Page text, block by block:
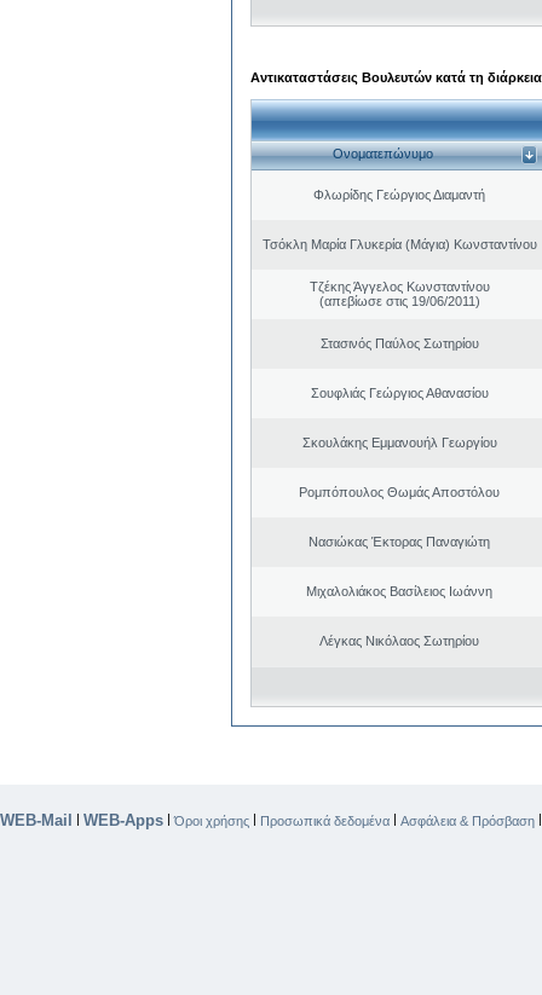
Αντικαταστάσεις Βουλευτών κατά τη
Ονοματεπώνυμο
Φλωρίδης Γεώργιος Διαμαντή
Τσόκλη Μαρία Γλυκερία (Μάγια) Κωνσταντίνου
Τζέκης Άγγελος Κωνσταντίνου
(απεβίωσε στις 19/06/2011)
Στασινός Παύλος Σωτηρίου
Σουφλιάς Γεώργιος Αθανασίου
Σκουλάκης Εμμανουήλ Γεωργίου
Ρομπόπουλος Θωμάς Αποστόλου
Νασιώκας Έκτορας Παναγιώτη
Μιχαλολιάκος Βασίλειος Ιωάννη
Λέγκας Νικόλαος Σωτηρίου
WEB-Mail | WEB-Apps |Όροι χρήσης | Προσωπικά δεδομένα | Ασφάλεια & Πρόσβαση